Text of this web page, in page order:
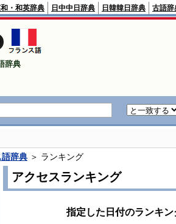
・和英辞典 日中中日辞典 日韓韓日辞典 古語辞
辞典
語辞典 ＞ ランキング
アクセスランキング
指定した日付のランキ